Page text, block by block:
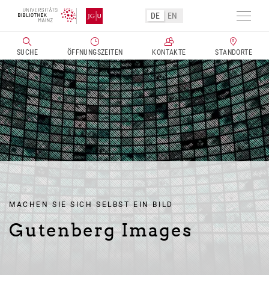
Direkt
Inhalt
SUCHE ÖFFNUNGSZEITEN KONTAKTE STANDORTE
DE EN
MACHEN SIE SICH SELBST EIN BILD
Gutenberg Images